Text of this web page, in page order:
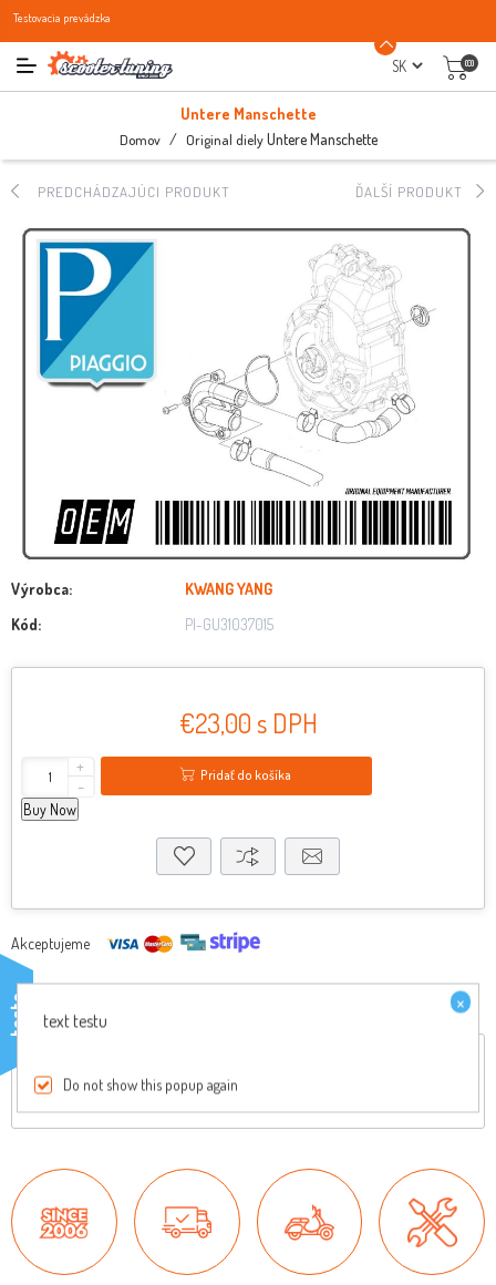
Testovacia prevádzka
(0)
Untere Manschette
Domov / Original diely Untere Manschette
PREDCHÁDZAJÚCI PRODUKT ĎALŠÍ PRODUKT
Výrobca:
KWANG YANG
Kód:
PI-GU31037015
€23,00 s DPH
+
-
Pridať do košíka
Buy Now
Akceptujeme
Originálny diel, pre viac informácií nás kontaktujte
testo ×
text testu
Do not show this popup again